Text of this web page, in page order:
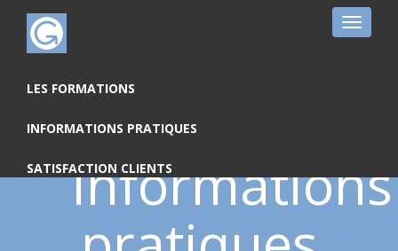
Toggle
LES FORMATIONS
INFORMATIONS PRATIQUES
SATISFACTION CLIENTS
Informations